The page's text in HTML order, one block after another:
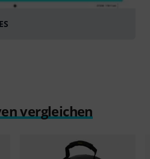
vergleichen